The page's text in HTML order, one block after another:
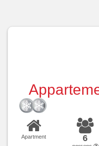
Apartment 6